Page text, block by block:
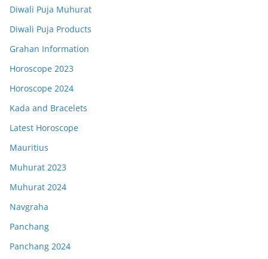
Diwali Puja Muhurat
Diwali Puja Products
Grahan Information
Horoscope 2023
Horoscope 2024
Kada and Bracelets
Latest Horoscope
Mauritius
Muhurat 2023
Muhurat 2024
Navgraha
Panchang
Panchang 2024